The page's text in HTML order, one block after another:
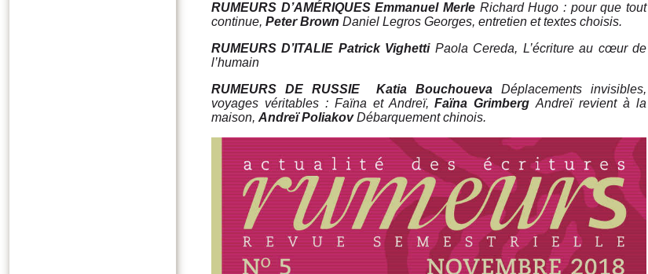
RUMEURS D’AMÉRIQUESEmmanuel Merle Richard Hugo : pour que tout
continue, Peter Brown Daniel Legros Georges, entretien et textes choisis.
RUMEURS D’ITALIE Patrick Vighetti Paola Cereda, L’écriture au cœur de
l’humain
RUMEURS DE RUSSIE Katia Bouchoueva
Déplacements invisibles,
voyages véritables : Faïna et Andreï, Faïna Grimberg Andreï revient à la
maison, Andreï PoliakovDébarquement chinois.